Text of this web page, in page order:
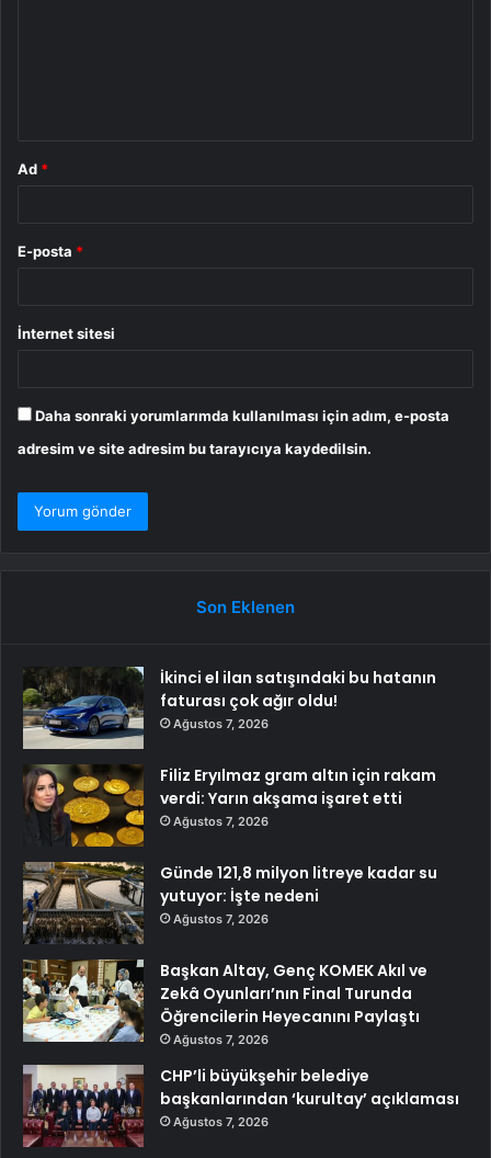
Ad *
E-posta *
İnternet sitesi
Daha sonraki yorumlarımda kullanılması için adım, e-posta
adresim ve site adresim bu tarayıcıya kaydedilsin.
Son Eklenen
İkinci el ilan satışındaki bu hatanın
faturası çok ağır oldu!
Ağustos 7, 2026
Filiz Eryılmaz gram altın için rakam
verdi: Yarın akşama işaret etti
Ağustos 7, 2026
Günde 121,8 milyon litreye kadar su
yutuyor: İşte nedeni
Ağustos 7, 2026
Başkan Altay, Genç KOMEK Akıl ve
Zekâ Oyunları’nın Final Turunda
Öğrencilerin Heyecanını Paylaştı
Ağustos 7, 2026
CHP’li büyükşehir belediye
başkanlarından ‘kurultay’ açıklaması
Ağustos 7, 2026